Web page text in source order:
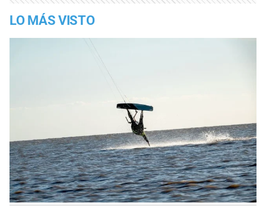
LO MÁS VISTO